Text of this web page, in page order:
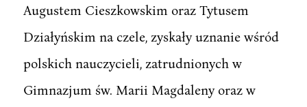
Augustem Cieszkowskim oraz Tytusem
Działyńskim na czele, zyskały uznanie wśród
polskich nauczycieli, zatrudnionych w
Gimnazjum św. Marii Magdaleny oraz w